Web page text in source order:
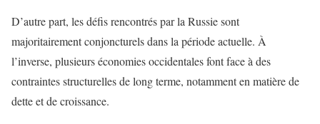
D’autre part, les défis rencontrés par la Russie sont
majoritairement conjoncturels dans la période actuelle. À
l’inverse, plusieurs économies occidentales font face à des
contraintes structurelles de long terme, notamment en matière de
dette et de croissance.